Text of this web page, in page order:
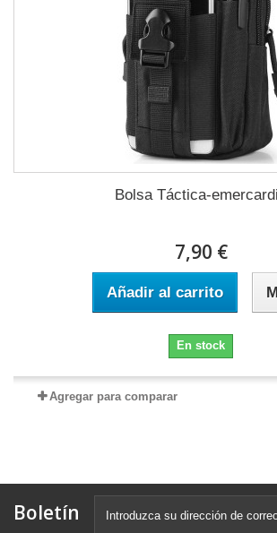
Bolsa Táctica-
7,90 €
Añadir al carrito
En stock
Agregar para comparar
Boletín